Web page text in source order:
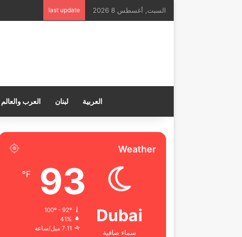
السبت, أغسطس 8 2026 last update
العربية لبنان العرب والعالم
Weather
Dubai
سماء صافية
93
℉
100º - 92º
41%
7.11 ميل/ساعة